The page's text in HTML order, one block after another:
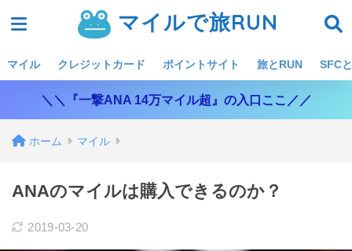
マイルで旅RUN
マイル クレジットカード ポイントサイト 旅とRUN SFC
＼＼『一撃ANA 14万マイル超』の入口ここ／／
ホーム マイル
ANAのマイルは購入できるのか？
2019-03-20